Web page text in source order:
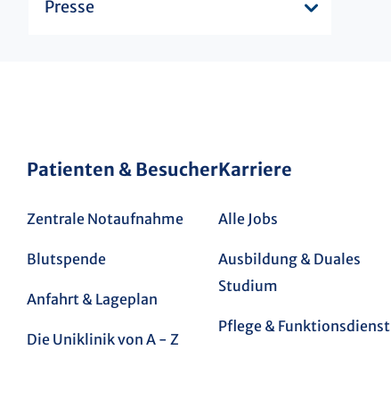
Presse
Patienten & Besucher
Zentrale Notaufnahme
Blutspende
Anfahrt & Lageplan
Die Uniklinik von A - Z
Karriere
Alle Jobs
Ausbildung & Duales
Studium
Pflege & Funktionsdienst